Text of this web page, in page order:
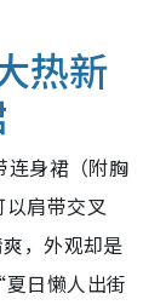
热新
身裙（附胸
肩带交叉
，外观却是
日懒人出街